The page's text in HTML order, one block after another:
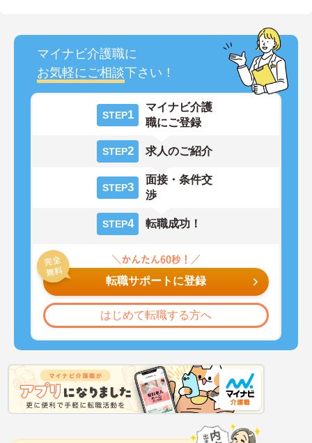
マイナビ介護職に
お気軽にご相談下さい！
STEP1
マイナビ介護
職にご登録
STEP2 求人のご紹介
STEP3
面接・条件交
渉
STEP4 転職成功！
転職サポートに登録
はじめて転職する方へ